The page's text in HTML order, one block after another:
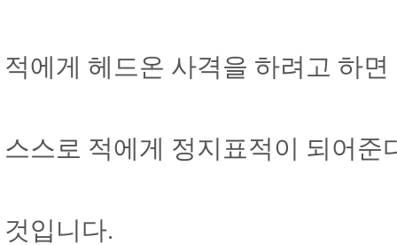
적에게 헤드온 사격을 하려고 하면
스스로 적에게 정지표적이 되어준
것입니다.